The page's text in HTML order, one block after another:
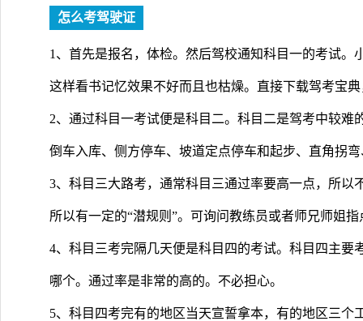
怎么考驾驶证
1、首先是报名，体检。然后驾校通知科目一的考试
这样看书记忆效果不好而且也枯燥。直接下载驾考宝
2、通过科目一考试便是科目二。科目二是驾考中较
倒车入库、侧方停车、坡道定点停车和起步、直角拐
3、科目三大路考，通常科目三通过率要高一点，所以
所以有一定的“潜规则”。可询问教练员或者师兄师姐
4、科目三考完隔几天便是科目四的考试。科目四主要
哪个。通过率是非常的高的。不必担心。
5、科目四考完有的地区当天宣誓拿本，有的地区三